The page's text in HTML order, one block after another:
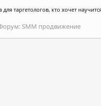
таргетологов, кто хочет
SMM продвижение